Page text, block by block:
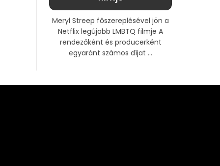
Meryl Streep főszereplésével jön a
Netflix legújabb LMBTQ filmje A
rendezőként és producerként
egyaránt számos díjat ...